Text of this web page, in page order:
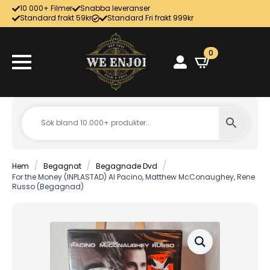
10 000+ Filmer
Snabba leveranser
Standard frakt 59kr
Standard Fri frakt 999kr
0
Hem Begagnat
Begagnade Dvd
For the Money (INPLASTAD) Al Pacino, Matthew McConaughey, Rene
Russo (Begagnad)